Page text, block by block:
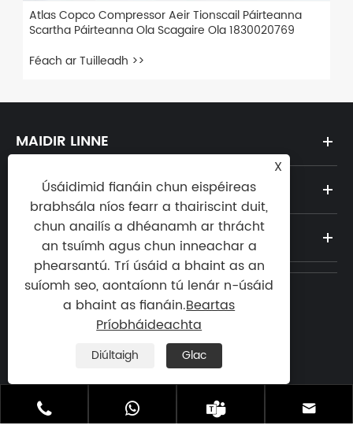
Atlas Copco Compressor Aeir Tionscail Páirteanna
Scartha Páirteanna Ola Scagaire Ola 1830020769
Féach ar Tuilleadh >>
MAIDIR LINNE
TÁIRGÍ
NUACHT
Teil:
+86-13923773106
R-phost:
atlascopcoservices@163.com
Seoladh: Bóthar Thuaidh Bainishan, Cathair
   
X
Úsáidimid fianáin chun eispéireas
brabhsála níos fearr a thairiscint duit,
chun anailís a dhéanamh ar thrácht
an tsuímh agus chun inneachar a
phearsantú. Trí úsáid a bhaint as an
suíomh seo, aontaíonn tú lenár n-úsáid
a bhaint as fianáin.Beartas
Príobháideachta
Diúltaigh Glac